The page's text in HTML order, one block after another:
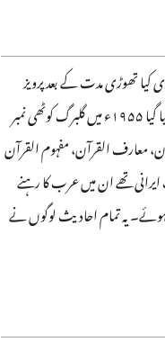
کیا تھوڑی مدت کے بعد پرویز
صاحب نے ماہنامہ کی سر پرستی سنبھالی ۱۹۴۷ء میں دہلی سے کراچی منتقل ہوئے ماہنامہ کا جلد نمبر بھی ۱۹۴۷ء سے ہی شروع کیا گیا ۱۹۵۵ء میں گلبرگ کوٹھی نمبر
مطالب الفرقان، معارف القرآن، مفہوم القرآن
تھے ان میں عرب کا رہنے
یہ تمام احادیث لوگوں نے